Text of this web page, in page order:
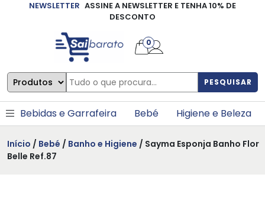
NEWSLETTER ASSINE A NEWSLETTER E TENHA 10% DE
DESCONTO
PESQUISAR
0
Bebidas e Garrafeira Bebé Higiene e Beleza
Início / Bebé / Banho e Higiene / Sayma Esponja Banho Flor
Belle Ref.87